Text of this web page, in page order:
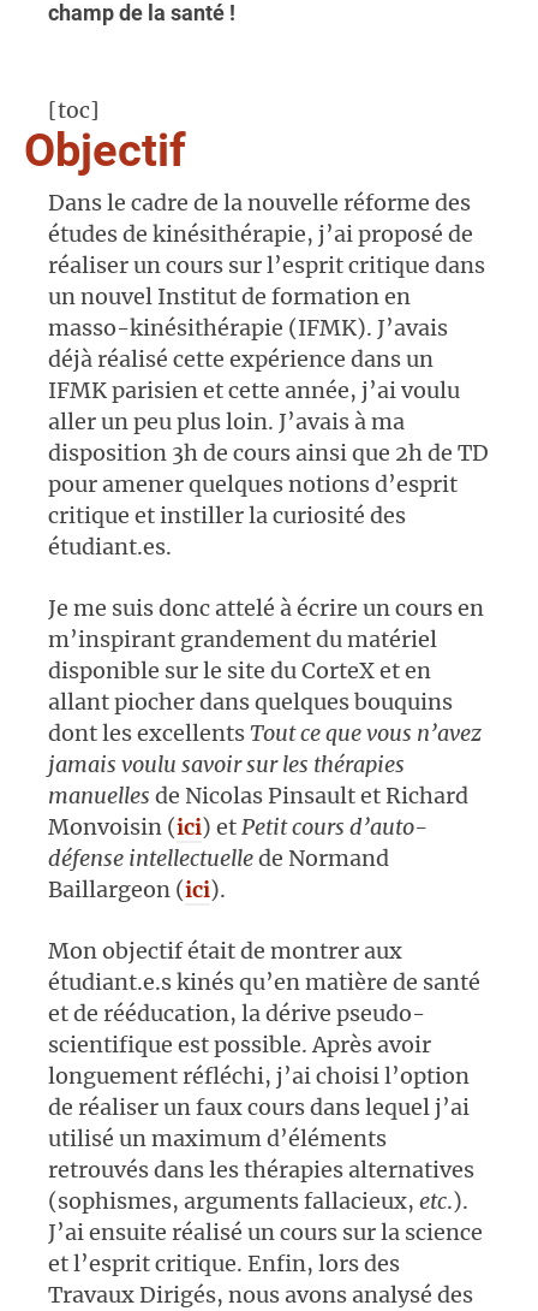
champ de la santé !
[toc]
Objectif
Dans le cadre de la nouvelle réforme des
études de kinésithérapie, j’ai proposé de
réaliser un cours sur l’esprit critique dans
un nouvel Institut de formation en
masso-kinésithérapie (IFMK). J’avais
déjà réalisé cette expérience dans un
IFMK parisien et cette année, j’ai voulu
aller un peu plus loin. J’avais à ma
disposition 3h de cours ainsi que 2h de TD
pour amener quelques notions d’esprit
critique et instiller la curiosité des
étudiant.es.
Je me suis donc attelé à écrire un cours en
m’inspirant grandement du matériel
disponible sur le site du CorteX et en
allant piocher dans quelques bouquins
dont les excellentsTout ce que vous n’avez
jamais voulu savoir sur les thérapies
manuelles de Nicolas Pinsault et Richard
Monvoisin (ici) etPetit cours d’auto-
défense intellectuellede Normand
Baillargeon (ici).
Mon objectif était de montrer aux
étudiant.e.s kinés qu’en matière de santé
et de rééducation, la dérive pseudo-
scientifique est possible. Après avoir
longuement réfléchi, j’ai choisi l’option
de réaliser un faux cours dans lequel j’ai
utilisé un maximum d’éléments
retrouvés dans les thérapies alternatives
(sophismes, arguments fallacieux, etc.).
J’ai ensuite réalisé un cours sur la science
et l’esprit critique. Enfin, lors des
Travaux Dirigés, nous avons analysé des